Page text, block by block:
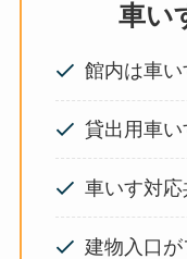
車い
館内は車
貸出用車い
車いす対
建物入口